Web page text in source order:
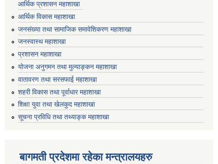
आर्थिक प्रशासन महाशाखा
आर्थिक विकास महाशाखा
जनसंख्या तथा सामाजिक समावेशिकरण महाशाखा
जनस्वास्थ महाशाखा
प्रशासन महाशाखा
योजना अनुगमन तथा मुल्याङ्कन महाशाखा
वातावरण तथा सरसफाई महाशाखा
शहरी विकास तथा पूर्वाधार महाशाखा
शिक्षा युवा तथा खेलकुद महाशाखा
सूचना प्रविधि तथा तथ्याङ्क महाशाखा
बागमती प्रदेशमा रहेका मन्त्रालयहरु